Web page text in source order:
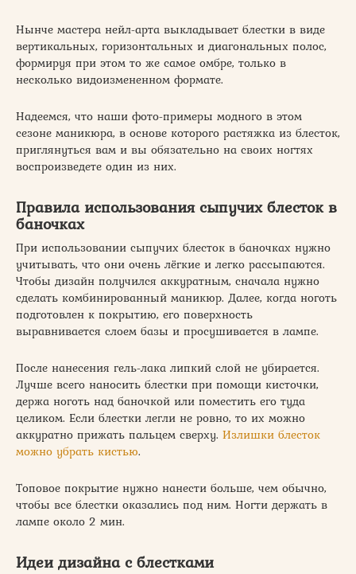
Нынче мастера нейл-арта выкладывает блестки в виде
вертикальных, горизонтальных и диагональных полос,
формируя при этом то же самое омбре, только в
несколько видоизмененном формате.
Надеемся, что наши фото-примеры модного в этом
сезоне маникюра, в основе которого растяжка из блесток,
приглянуться вам и вы обязательно на своих ногтях
воспроизведете один из них.
Правила использования сыпучих блесток в
баночках
При использовании сыпучих блесток в баночках нужно
учитывать, что они очень лёгкие и легко рассыпаются.
Чтобы дизайн получился аккуратным, сначала нужно
сделать комбинированный маникюр. Далее, когда ноготь
подготовлен к покрытию, его поверхность
выравнивается слоем базы и просушивается в лампе.
После нанесения гель-лака липкий слой не убирается.
Лучше всего наносить блестки при помощи кисточки,
держа ноготь над баночкой или поместить его туда
целиком. Если блестки легли не ровно, то их можно
аккуратно прижать пальцем сверху. Излишки блесток
можно убрать кистью.
Топовое покрытие нужно нанести больше, чем обычно,
чтобы все блестки оказались под ним. Ногти держать в
лампе около 2 мин.
Идеи дизайна с блестками